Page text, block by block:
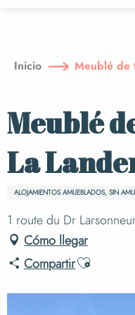
principal
Inicio Meublé de
Meublé
La
ALOJAMIENTOS AMUEBLADOS, SIN
1 route du Dr
Cómo llegar
CompartirAjouter aux